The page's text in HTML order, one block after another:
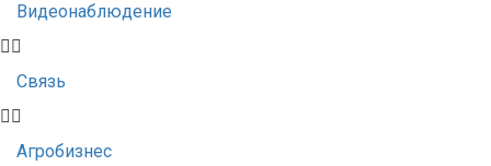
Видеонаблюдение
Связь
Агробизнес